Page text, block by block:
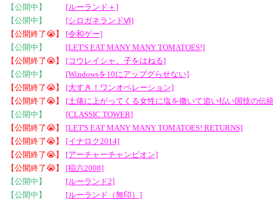
【公開中】
[ルーランド＋]
【公開中】
[シロガネランドⅥ]
【公開終了😭】
[令和ゲー]
【公開中】
[LET'S EAT MANY MANY TOMATOES!]
【公開終了😭】
[コウレイシャ、子をはねる]
【公開中】
[Windowsを10にアップグらせない]
【公開終了😭】
[大すき！ワンオペレーション]
【公開終了😭】
[土俵に上がってくる女性に塩を撒いて追い払い国技の伝
【公開中】
[CLASSIC TOWER]
【公開終了😭】
[LET'S EAT MANY MANY TOMATOES! RETURNS]
【公開終了😭】
[イナロク2014]
【公開終了😭】
[アーチャーチャンピオン]
【公開終了😭】
[稲六2008]
【公開中】
[ルーランド2]
【公開中】
[ルーランド（無印）]